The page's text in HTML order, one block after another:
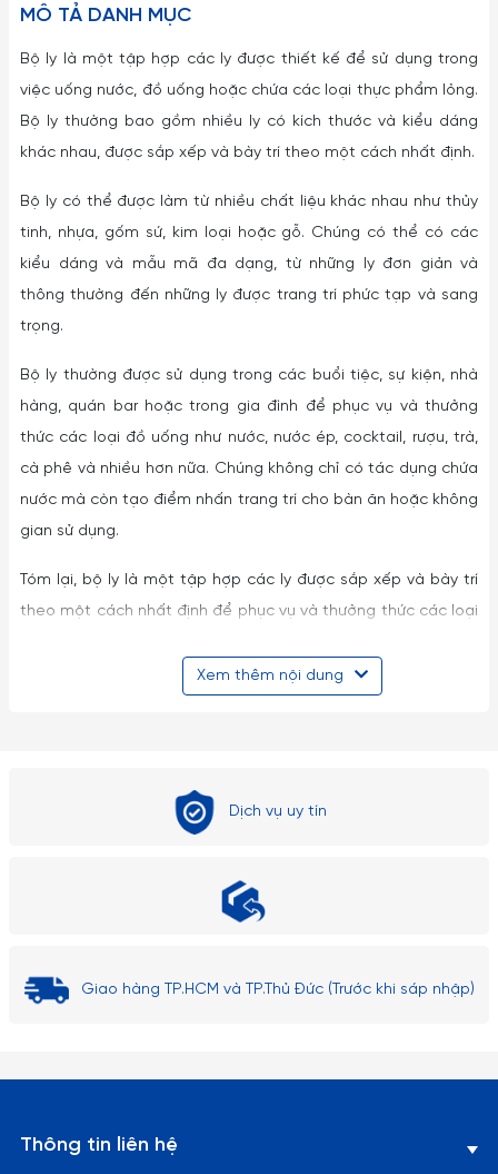
MÔ TẢ DANH MỤC
Bộ ly là một tập hợp các ly được thiết kế để sử dụng trong
việc uống nước, đồ uống hoặc chứa các loại thực phẩm lỏng.
Bộ ly thường bao gồm nhiều ly có kích thước và kiểu dáng
khác nhau, được sắp xếp và bày trí theo một cách nhất định.
Bộ ly có thể được làm từ nhiều chất liệu khác nhau như thủy
tinh, nhựa, gốm sứ, kim loại hoặc gỗ. Chúng có thể có các
kiểu dáng và mẫu mã đa dạng, từ những ly đơn giản và
thông thường đến những ly được trang trí phức tạp và sang
trọng.
Bộ ly thường được sử dụng trong các buổi tiệc, sự kiện, nhà
hàng, quán bar hoặc trong gia đình để phục vụ và thưởng
thức các loại đồ uống như nước, nước ép, cocktail, rượu, trà,
cà phê và nhiều hơn nữa. Chúng không chỉ có tác dụng chứa
nước mà còn tạo điểm nhấn trang trí cho bàn ăn hoặc không
gian sử dụng.
Tóm lại, bộ ly là một tập hợp các ly được sắp xếp và bày trí
theo một cách nhất định để phục vụ và thưởng thức các loại
dụng trong nhiều mục đích khác nhau.
do tại sao nên sử dụng bộ ly:
cho bàn ăn hoặc không gian sử dụng. Chúng có thể có
các kiểu dáng và mẫu mã đa dạng, từ những ly đơn
tạp và sang trọng. Bộ ly đẹp mắt và phù hợp với không
Chúng có kích thước và kiểu dáng phù hợp để dễ dàng
Xem thêm nội dung
Dịch vụ uy tín
Giao hàng TP.HCM và TP.Thủ Đức (Trước khi sáp nhập)
Thông tin liên hệ